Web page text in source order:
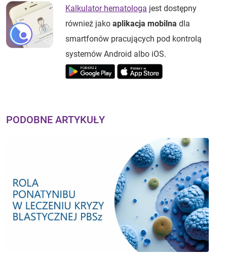
Kalkulator hematologa jest dostępny
również jako aplikacja mobilna dla
smartfonów pracujących pod kontrolą
systemów Android albo iOS.
PODOBNE ARTYKUŁY